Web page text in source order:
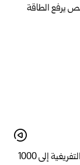
تأهيل ساحة صهاريج النفط في حمص يرفع الطاقة التفريغية إلى 1000